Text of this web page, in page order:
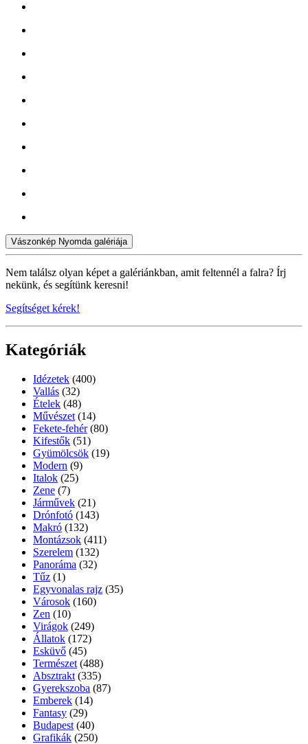
Vászonkép Nyomda galériája
Nem találsz olyan képet a galériánkban, amit feltennél a falra? Írj
nekünk, és segítünk keresni!
Segítséget kérek!
Kategóriák
Idézetek (400)
Vallás (32)
Ételek (48)
Művészet (14)
Fekete-fehér (80)
Kifestők (51)
Gyümölcsök (19)
Modern (9)
Italok (25)
Zene (7)
Járművek (21)
Drónfotó (143)
Makró (132)
Montázsok (411)
Szerelem (132)
Panoráma (32)
Tűz (1)
Egyvonalas rajz (35)
Városok (160)
Zen (10)
Virágok (249)
Állatok (172)
Esküvő (45)
Természet (488)
Absztrakt (335)
Gyerekszoba (87)
Emberek (14)
Fantasy (29)
Budapest (40)
Grafikák (250)